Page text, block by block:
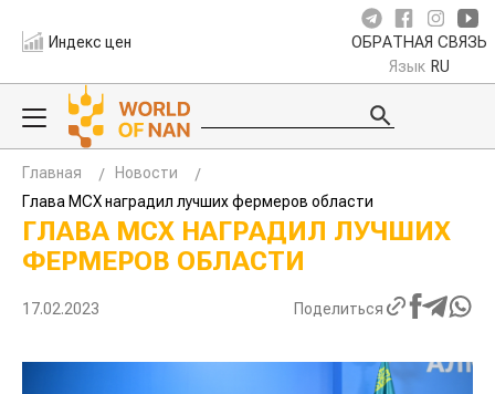
Индекс цен ОБРАТНАЯ СВЯЗЬ
Язык RU
Главная
Новости
Глава МСХ наградил лучших фермеров области
ГЛАВА МСХ НАГРАДИЛ ЛУЧШИХ
ФЕРМЕРОВ ОБЛАСТИ
17.02.2023 Поделиться